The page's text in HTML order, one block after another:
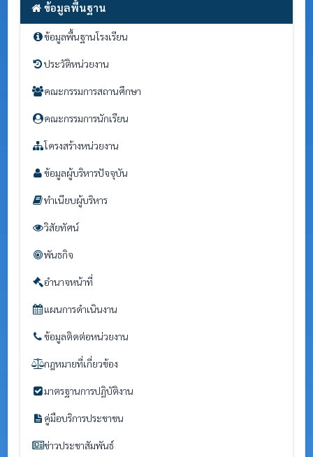
ข้อมูลพื้นฐาน
ข้อมูลพื้นฐานโรงเรียน
ประวัติหน่วยงาน
คณะกรรมการสถานศึกษา
คณะกรรมการนักเรียน
โครงสร้างหน่วยงาน
ข้อมูลผู้บริหารปัจจุบัน
ทำเนียบผู้บริหาร
วิสัยทัศน์
พันธกิจ
อำนาจหน้าที่
แผนการดำเนินงาน
ข้อมูลติดต่อหน่วยงาน
กฎหมายที่เกี่ยวข้อง
มาตรฐานการปฏิบัติงาน
คู่มือบริการประชาชน
ข่าวประชาสัมพันธ์